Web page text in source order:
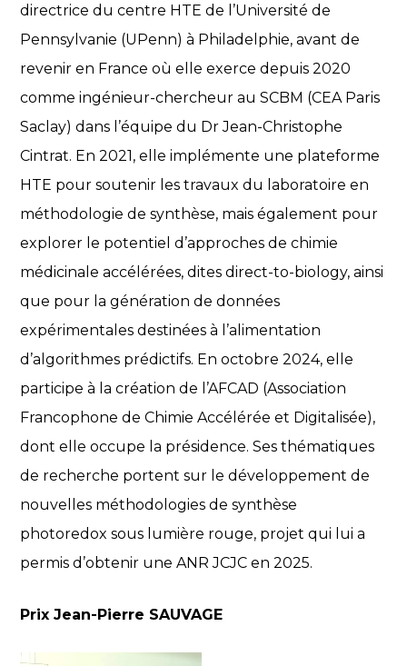
directrice du centre HTE de l’Université de
Pennsylvanie (UPenn) à Philadelphie, avant de
revenir en France où elle exerce depuis 2020
comme ingénieur-chercheur au SCBM (CEA Paris
Saclay) dans l’équipe du Dr Jean-Christophe
Cintrat. En 2021, elle implémente une plateforme
HTE pour soutenir les travaux du laboratoire en
méthodologie de synthèse, mais également pour
explorer le potentiel d’approches de chimie
médicinale accélérées, dites direct-to-biology, ainsi
que pour la génération de données
expérimentales destinées à l’alimentation
d’algorithmes prédictifs. En octobre 2024, elle
participe à la création de l’AFCAD (Association
Francophone de Chimie Accélérée et Digitalisée),
dont elle occupe la présidence. Ses thématiques
de recherche portent sur le développement de
nouvelles méthodologies de synthèse
photoredox sous lumière rouge, projet qui lui a
permis d’obtenir une ANR JCJC en 2025.
Prix Jean-Pierre SAUVAGE